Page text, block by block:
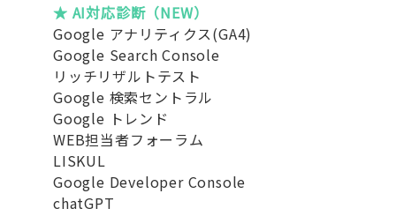
★ AI対応診断（NEW）
Google アナリティクス(GA4)
Google Search Console
リッチリザルトテスト
Google 検索セントラル
Google トレンド
WEB担当者フォーラム
LISKUL
Google Developer Console
chatGPT